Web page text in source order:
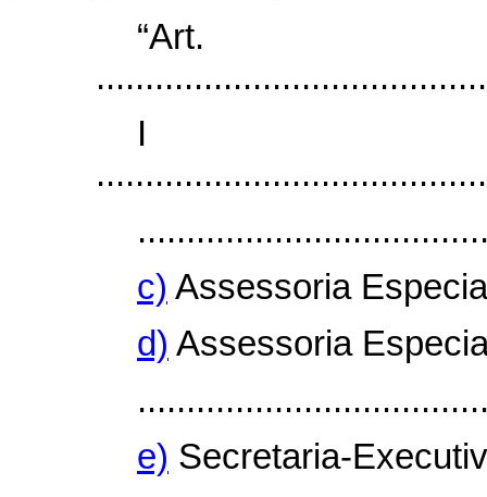
I
c) Assessoria
d) Assessoria
e) Secretaria-